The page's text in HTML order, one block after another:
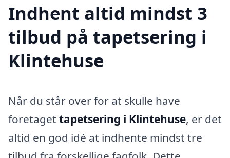
Indhent altid mindst 3
tilbud på tapetsering i
Klintehuse
Når du står over for at skulle have
foretaget tapetsering i Klintehuse, er det
altid en god idé at indhente mindst tre